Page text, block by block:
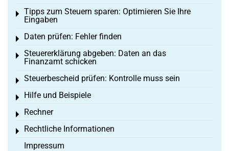
Tipps zum Steuern sparen: Optimieren Sie Ihre
Eingaben
Toggle menu
Daten prüfen: Fehler finden
Toggle menu
Steuererklärung abgeben: Daten an das
Finanzamt schicken
Toggle menu
Steuerbescheid prüfen: Kontrolle muss sein
Toggle menu
Hilfe und Beispiele
Toggle menu
Rechner
Toggle menu
Rechtliche Informationen
Toggle menu
Impressum